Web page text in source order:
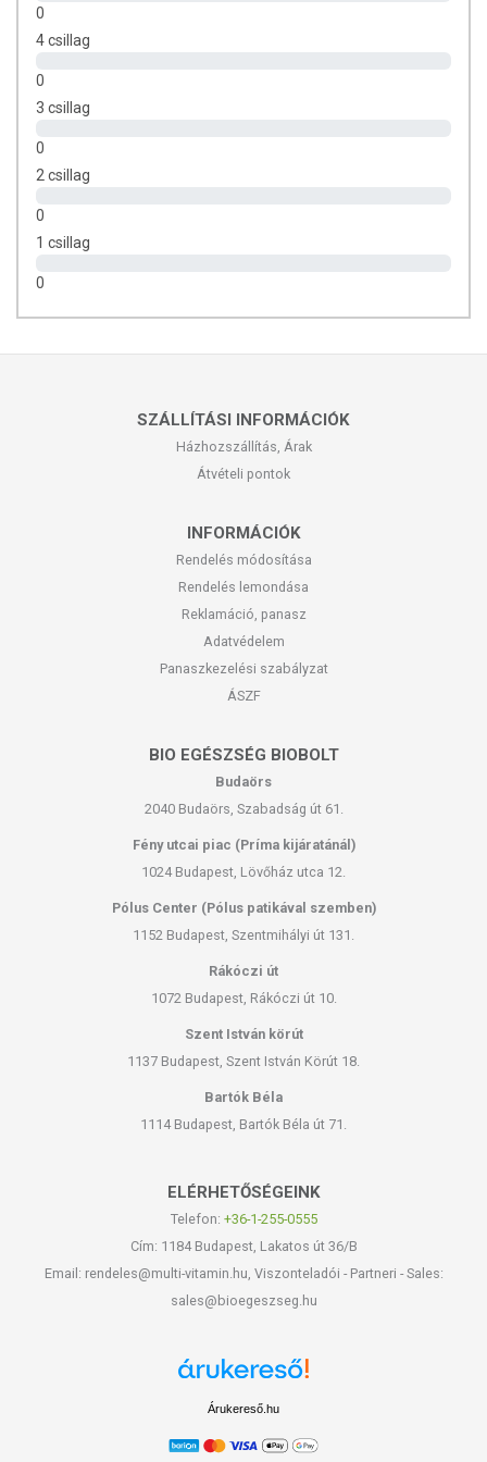
0
4 csillag
0
3 csillag
0
2 csillag
0
1 csillag
0
SZÁLLÍTÁSI INFORMÁCIÓK
Házhozszállítás, Árak
Átvételi pontok
INFORMÁCIÓK
Rendelés módosítása
Rendelés lemondása
Reklamáció, panasz
Adatvédelem
Panaszkezelési szabályzat
ÁSZF
BIO EGÉSZSÉG BIOBOLT
Budaörs
2040 Budaörs, Szabadság út 61.
Fény utcai piac (Príma kijáratánál)
1024 Budapest, Lövőház utca 12.
Pólus Center (Pólus patikával szemben)
1152 Budapest, Szentmihályi út 131.
Rákóczi út
1072 Budapest, Rákóczi út 10.
Szent István körút
1137 Budapest, Szent István Körút 18.
Bartók Béla
1114 Budapest, Bartók Béla út 71.
ELÉRHETŐSÉGEINK
Telefon: +36-1-255-0555
Cím: 1184 Budapest, Lakatos út 36/B
Email: rendeles@multi-vitamin.hu, Viszonteladói - Partneri - Sales:
sales@bioegeszseg.hu
Árukereső.hu